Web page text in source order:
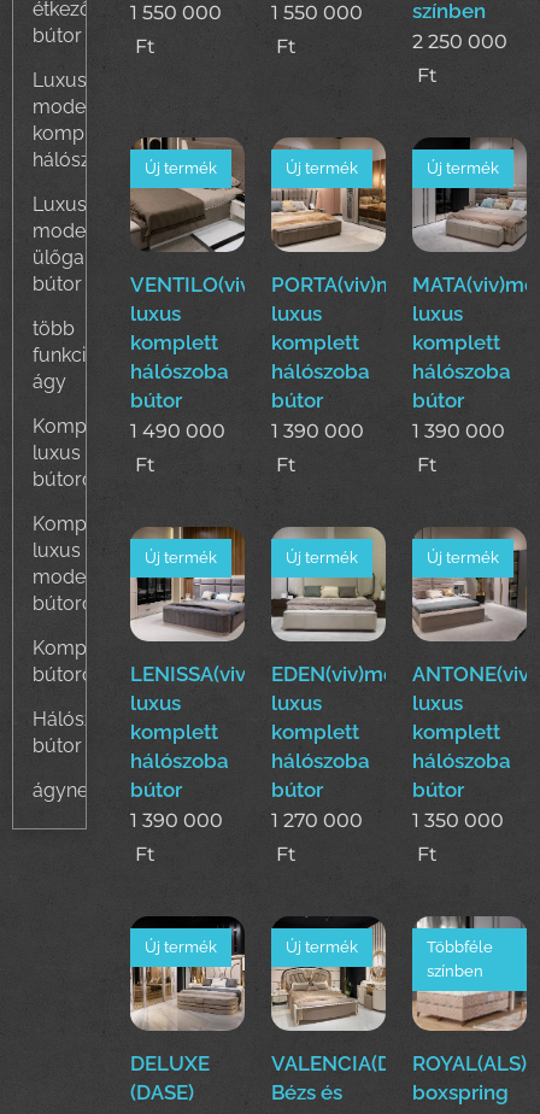
étkező
bútor
Luxus
modern
komplett
hálószoba
Luxus
modern
ülőgarnitúra
bútor
több
funkciós
ágy
Komplett
luxus modern nappali
bútorok
Komplett
luxus
modern
bútorok
Komplett
bútorcsaládok
Hálószoba
bútor
ágyneműtartós
1 550 000
Ft
1 550 000
Ft
színben
2 250 000
Ft
VENTILO(viv)modern
luxus
komplett
hálószoba
bútor
Új termék
1 490 000
Ft
PORTA(viv)modern
luxus
komplett
hálószoba
bútor
Új termék
1 390 000
Ft
luxus
komplett
hálószoba
bútor
Új termék
1 390 000
Ft
LENISSA(viv)modern
luxus
komplett
hálószoba
bútor
Új termék
1 390 000
Ft
EDEN(viv)modern
luxus
komplett
hálószoba
bútor
Új termék
1 270 000
Ft
luxus
komplett
hálószoba
bútor
Új termék
1 350 000
Ft
DELUXE
(DASE)
Új termék
VALENCIA(Dase)
Bézs és
Új termék
boxspring
Többféle
színben